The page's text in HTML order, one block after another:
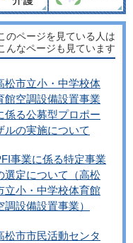
のページを見ている人は
んなページも見ています
松市立小・中学校体
館空調設備設置事業
係る公募型プロポー
ルの実施について
事業に係る特定事業
選定について（高松
立小・中学校体育館
調設備設置事業）
松市市民活動センタ